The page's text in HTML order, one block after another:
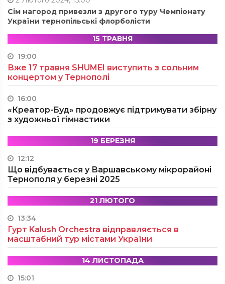
Сім нагород привезли з другого туру Чемпіонату
України тернопільські флорболісти
15 ТРАВНЯ
19:00
Вже 17 травня SHUMEI виступить з сольним
концертом у Тернополі
16:00
«Креатор-Буд» продовжує підтримувати збірну
з художньої гімнастики
19 БЕРЕЗНЯ
12:12
Що відбувається у Варшавському мікрорайоні
Тернополя у березні 2025
21 ЛЮТОГО
13:34
Гурт Kalush Orchestra відправляється в
масштабний тур містами України
14 ЛИСТОПАДА
15:01